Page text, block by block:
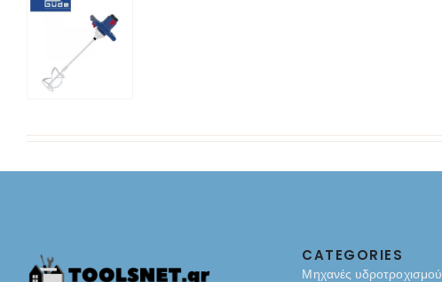
CATEGORIES
Μηχανές υδροτροχισμού